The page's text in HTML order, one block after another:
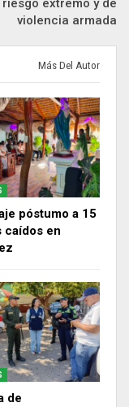
riesgo extremo y de
violencia armada
Más Del Autor
póstumo a 15
caídos en
de